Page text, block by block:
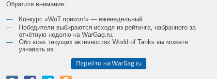
Обратите внимание:
Конкурс «WoT прикол!» — еженедельный.
Победители выбираются исходя из рейтинга, набранного за
отчётную неделю на WarGag.ru.
Обо всех текущих активностях World of Tanks вы можете
узнавать из .
Перейти на WarGag.ru